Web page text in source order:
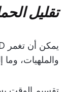
تقليل
والملهيات، وما